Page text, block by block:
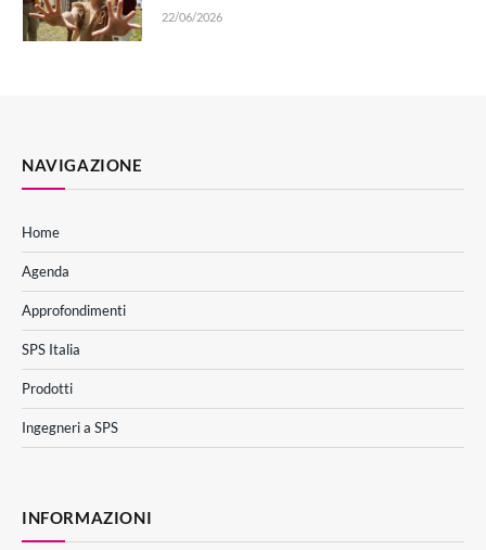
22/06/2026
NAVIGAZIONE
Home
Agenda
Approfondimenti
SPS Italia
Prodotti
Ingegneri a SPS
INFORMAZIONI